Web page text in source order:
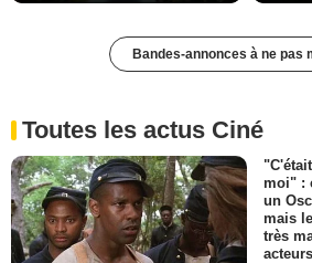
Bandes-annonces à ne pas
Toutes les actus Ciné
moi" :
un
mais
très